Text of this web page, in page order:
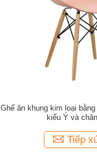
Ghế ăn khung kim loại
kiểu Ý và
Tiếp